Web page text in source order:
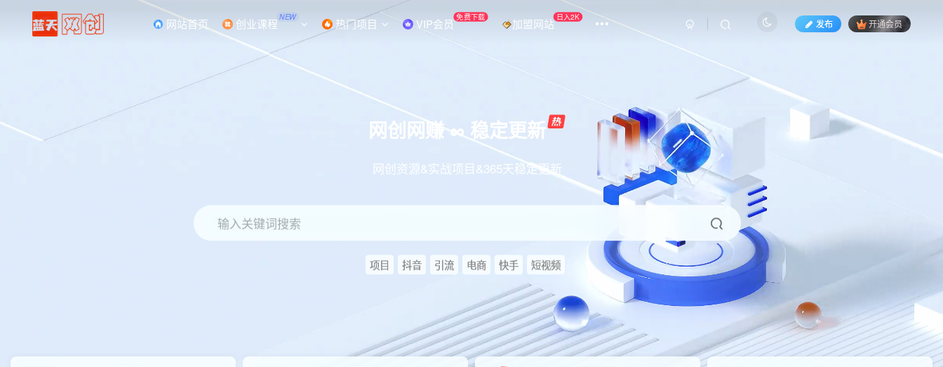
网站首页 创业课程 NEW 热门项目 VIP会员 免费下载 加盟网站 日入2K
发布 开通会员
网创网赚 ∞ 稳定更新
网创资源&实战项目&365天稳定更新
输入关键词搜索
项目 抖音 引流 电商 快手 短视频